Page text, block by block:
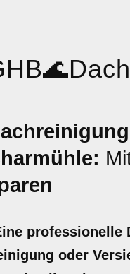
🌊
professionelle
oder